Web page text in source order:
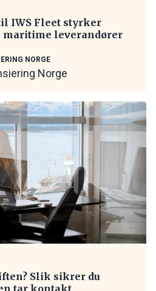
IWS Fleet styrker
maritime leverandører
NORGE
Norge
Slik sikrer du
tar kontakt